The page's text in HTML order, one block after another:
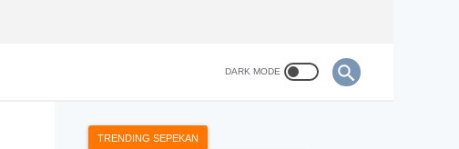
TRENDING SEPEKAN